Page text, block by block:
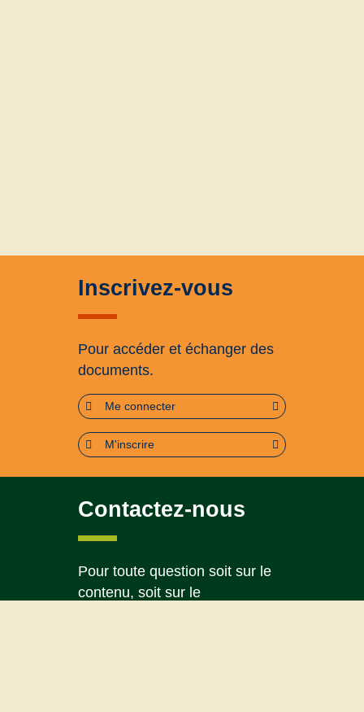
Inscrivez-vous
Pour accéder et échanger des
documents.
Me connecter
M'inscrire
Contactez-nous
Pour toute question soit sur le
contenu, soit sur le